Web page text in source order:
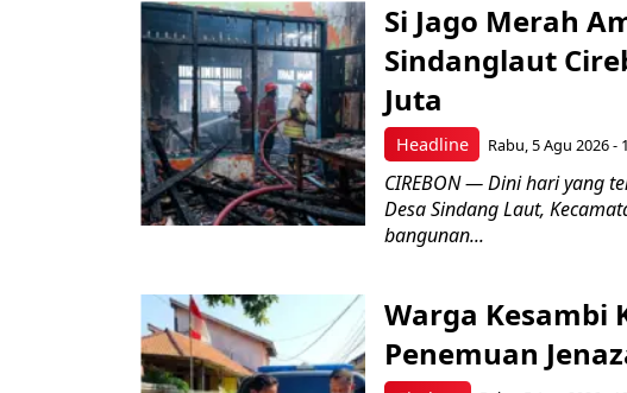
Headline
Si Jago Merah
Sindanglaut
Juta
Rabu, 5 Agu 2026 -
CIREBON — Dini hari yang
Desa Sindang Laut,
bangunan...
Warga Kesambi
Penemuan